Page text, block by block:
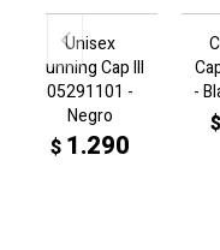
Unisex
Running Cap III
05291101 -
Negro
$ 1.290
-
$